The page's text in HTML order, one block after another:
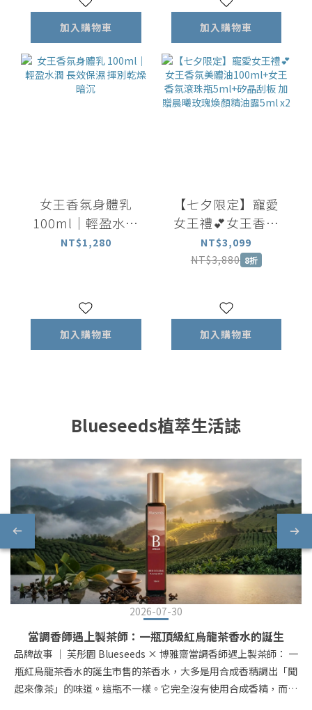
加入購物車 加入購物車
女王香氛身體乳
100ml｜輕盈水潤
長效保濕 揮別乾燥
NT$1,280
加入購物車
【七夕限定】寵愛
女王禮💕女王香氛
美體油100ml+女王
香氛滾珠瓶5ml+矽
瑰煥顏精油露5ml
x2
NT$3,099
NT$3,880 8折
加入購物車
Blueseeds植萃生活誌
2026-07-30
當調香師遇上製茶師：一瓶頂級紅烏龍茶香水的誕生
品牌故事 ｜ 芙彤園 Blueseeds × 博雅齋當調香師遇上製茶師： 一
瓶紅烏龍茶香水的誕生市售的茶香水，大多是用合成香精調出「聞
起來像茶」的味道。這瓶不一樣。它完全沒有使用合成香精，而是